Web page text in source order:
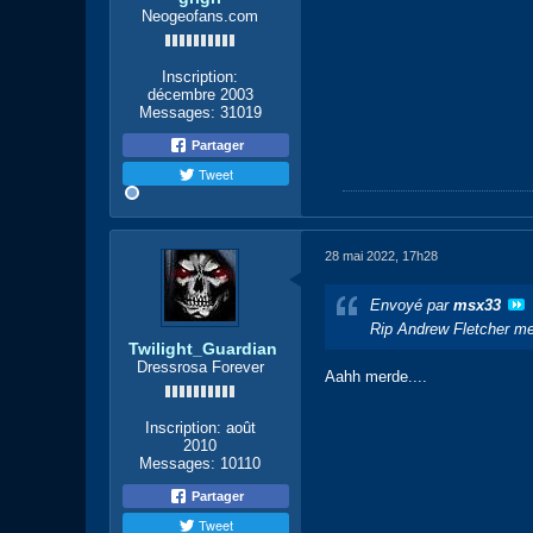
Neogeofans.com
Inscription:
décembre 2003
Messages: 31019
Partager
Tweet
Twilight_Guardian
Dressrosa Forever
Inscription: août
2010
Messages: 10110
Partager
Tweet
28 mai 2022, 17h28
Envoyé par msx33
Rip Andrew Fletcher
Aahh merde....